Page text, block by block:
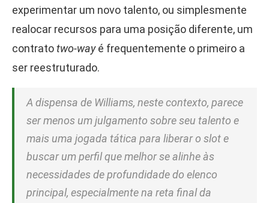
experimentar um novo talento, ou simplesmente
realocar recursos para uma posição diferente, um
contratotwo-wayé frequentemente o primeiro a
ser reestruturado.
A dispensa de Williams, neste contexto, parece
ser menos um julgamento sobre seu talento e
mais uma jogada tática para liberar o slot e
buscar um perfil que melhor se alinhe às
necessidades de profundidade do elenco
principal, especialmente na reta final da